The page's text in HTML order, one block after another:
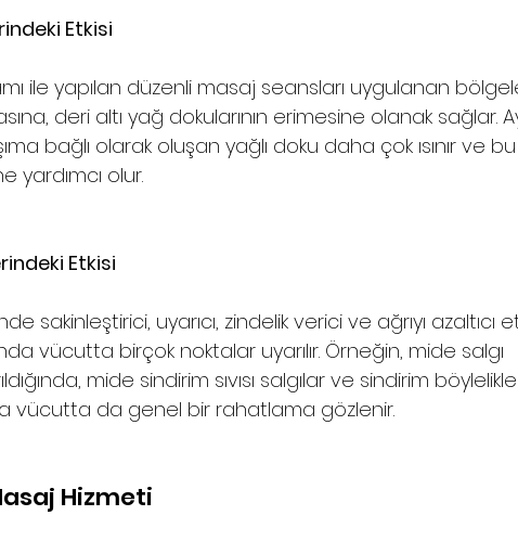
Etkisi
ile yapılan düzenli masaj seansları uygulanan
deri altı yağ dokularının erimesine olanak sağlar.
bağlı olarak oluşan yağlı doku daha çok ısınır ve bu
yardımcı olur.
Etkisi
sakinleştirici, uyarıcı, zindelik verici ve ağrıyı azaltıcı
vücutta birçok noktalar uyarılır. Örneğin, mide salgı
mide sindirim sıvısı salgılar ve sindirim böylelikle
vücutta da genel bir rahatlama gözlenir.
Hizmeti